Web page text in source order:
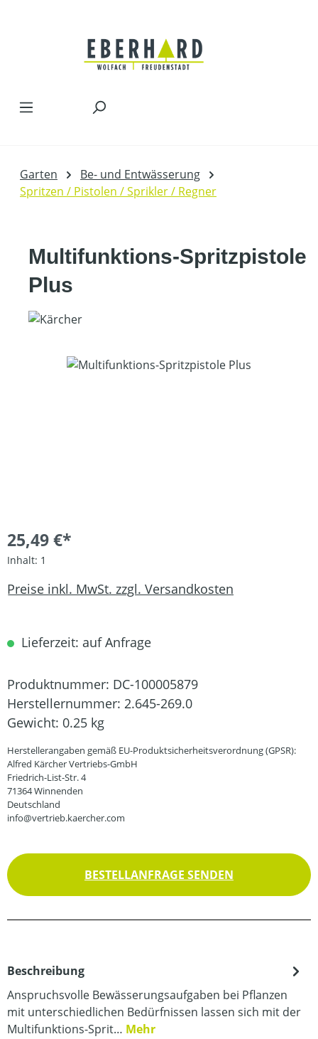
Garten
Be- und Entwässerung
Spritzen / Pistolen / Sprikler / Regner
Multifunktions-Spritzpistole
Plus
Bildergalerie überspringen
25,49 €*
Inhalt: 1
Preise inkl. MwSt. zzgl. Versandkosten
Lieferzeit: auf Anfrage
Produktnummer: DC-100005879
Herstellernummer: 2.645-269.0
Gewicht: 0.25 kg
Herstellerangaben gemäß EU-Produktsicherheitsverordnung (GPSR):
Alfred Kärcher Vertriebs-GmbH
Friedrich-List-Str. 4
71364 Winnenden
Deutschland
info@vertrieb.kaercher.com
BESTELLANFRAGE SENDEN
Beschreibung
Anspruchsvolle Bewässerungsaufgaben bei Pflanzen
mit unterschiedlichen Bedürfnissen lassen sich mit der
Multifunktions-Sprit… Mehr